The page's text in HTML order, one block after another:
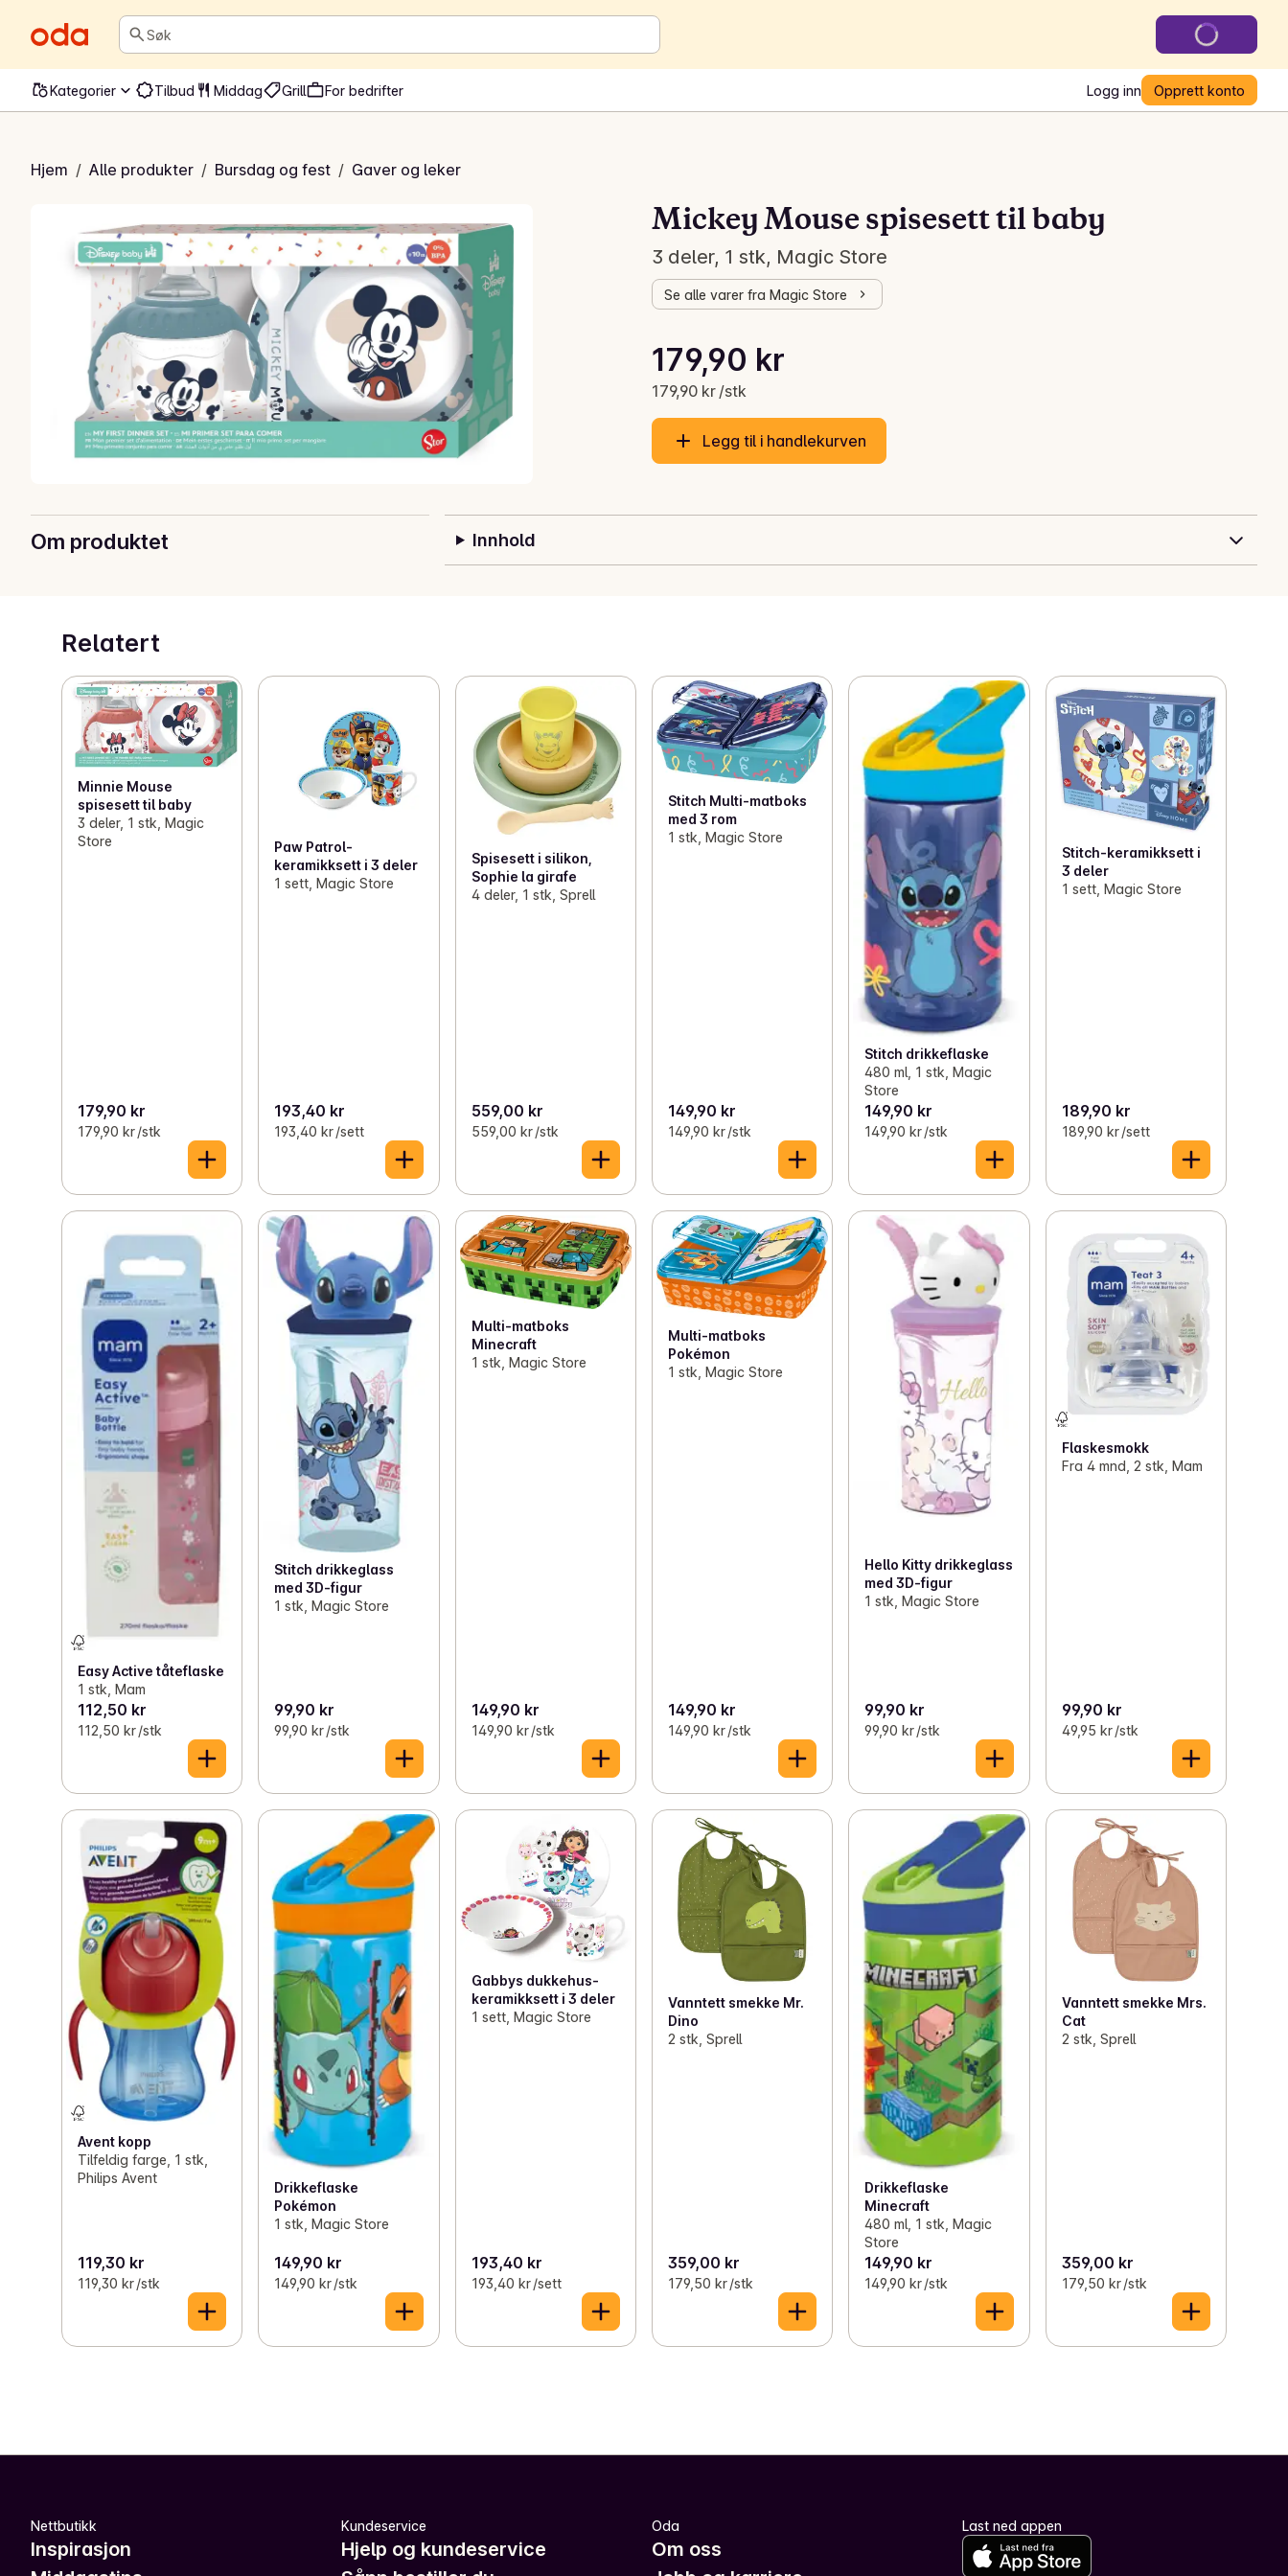
Søk
Kategorier Tilbud Middag Grill For bedrifter Logg inn Opprett konto
Hjem / Alle produkter / Bursdag og fest / Gaver og leker
spisesett til baby
Mickey Mouse spisesett til baby
3 deler, 1 stk, Magic Store
Se alle varer fra Magic Store
Gjeldende pris er: 179,90 kr
179,90 kr
179,90 kr /stk
Stykkpris: 179,90 kr /stk
Legg til i handlekurven
Om produktet Innhold
Relatert
Minnie Mouse
spisesett til baby
3 deler, 1 stk, Magic
Store
179,90 kr
179,90 kr /stk
Paw Patrol-
keramikksett i 3 deler
1 sett, Magic Store
193,40 kr
193,40 kr /sett
Spisesett i silikon,
Sophie la girafe
4 deler, 1 stk, Sprell
559,00 kr
559,00 kr /stk
Stitch Multi-matboks
med 3 rom
1 stk, Magic Store
149,90 kr
149,90 kr /stk
Stitch drikkeflaske
480 ml, 1 stk, Magic
Store
149,90 kr
149,90 kr /stk
Stitch-keramikksett i
3 deler
1 sett, Magic Store
189,90 kr
189,90 kr /sett
Easy Active tåteflaske
1 stk, Mam
112,50 kr
112,50 kr /stk
Stitch drikkeglass
med 3D-figur
1 stk, Magic Store
99,90 kr
99,90 kr /stk
Multi-matboks
Minecraft
1 stk, Magic Store
149,90 kr
149,90 kr /stk
Multi-matboks
Pokémon
1 stk, Magic Store
149,90 kr
149,90 kr /stk
Hello Kitty drikkeglass
med 3D-figur
1 stk, Magic Store
99,90 kr
99,90 kr /stk
Flaskesmokk
Fra 4 mnd, 2 stk, Mam
99,90 kr
49,95 kr /stk
Avent kopp
Tilfeldig farge, 1 stk,
Philips Avent
119,30 kr
119,30 kr /stk
Drikkeflaske
Pokémon
1 stk, Magic Store
149,90 kr
149,90 kr /stk
Gabbys dukkehus-
keramikksett i 3 deler
1 sett, Magic Store
193,40 kr
193,40 kr /sett
Vanntett smekke Mr.
Dino
2 stk, Sprell
359,00 kr
179,50 kr /stk
Drikkeflaske
Minecraft
480 ml, 1 stk, Magic
Store
149,90 kr
149,90 kr /stk
Vanntett smekke Mrs.
Cat
2 stk, Sprell
359,00 kr
179,50 kr /stk
Nettbutikk
Inspirasjon
Kundeservice
Hjelp og kundeservice
Oda
Om oss
Last ned appen